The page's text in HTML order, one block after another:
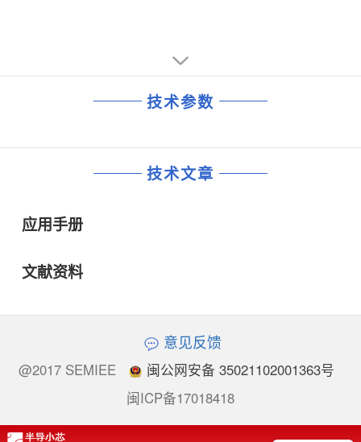
技术参数
技术文章
应用手册
文献资料
意见反馈
@2017 SEMIEE
闽公网安备 35021102001363号
闽ICP备17018418